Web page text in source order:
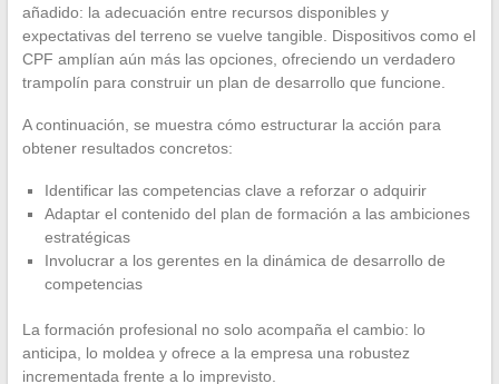
añadido: la adecuación entre recursos disponibles y
expectativas del terreno se vuelve tangible. Dispositivos como el
CPF amplían aún más las opciones, ofreciendo un verdadero
trampolín para construir un plan de desarrollo que funcione.
A continuación, se muestra cómo estructurar la acción para
obtener resultados concretos:
Identificar las competencias clave a reforzar o adquirir
Adaptar el contenido del plan de formación a las ambiciones
estratégicas
Involucrar a los gerentes en la dinámica de desarrollo de
competencias
La formación profesional no solo acompaña el cambio: lo
anticipa, lo moldea y ofrece a la empresa una robustez
incrementada frente a lo imprevisto.